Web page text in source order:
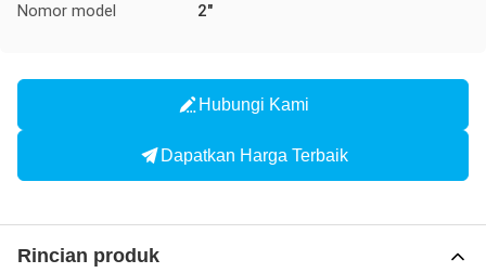
Nomor model 2"
Hubungi Kami
Dapatkan Harga Terbaik
Rincian produk